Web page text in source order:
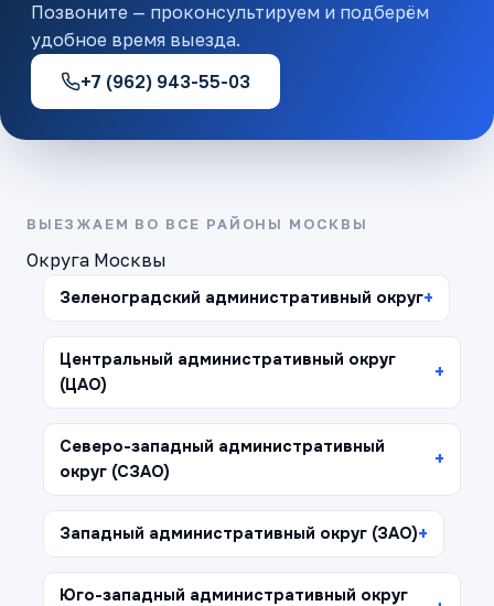
Позвоните — проконсультируем и подберём
удобное время выезда.
+7 (962) 943-55-03
ВЫЕЗЖАЕМ ВО ВСЕ РАЙОНЫ МОСКВЫ
Округа Москвы
Зеленоградский административный округ
Центральный административный округ
(ЦАО)
Северо-западный административный
округ (СЗАО)
Западный административный округ (ЗАО)
Юго-западный административный округ